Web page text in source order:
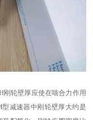
刚轮壁厚应使在啮合力作用
减速器中刚轮壁厚大约是